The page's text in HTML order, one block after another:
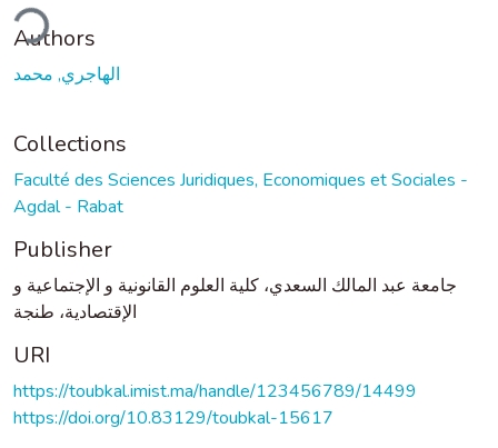
Authors
الهاجري, محمد
Collections
Faculté des Sciences Juridiques, Economiques et Sociales -
Agdal - Rabat
Publisher
جامعة عبد المالك السعدي، كلية العلوم القانونية و الإجتماعية و
الإقتصادية، طنجة
URI
https://toubkal.imist.ma/handle/123456789/14499
https://doi.org/10.83129/toubkal-15617